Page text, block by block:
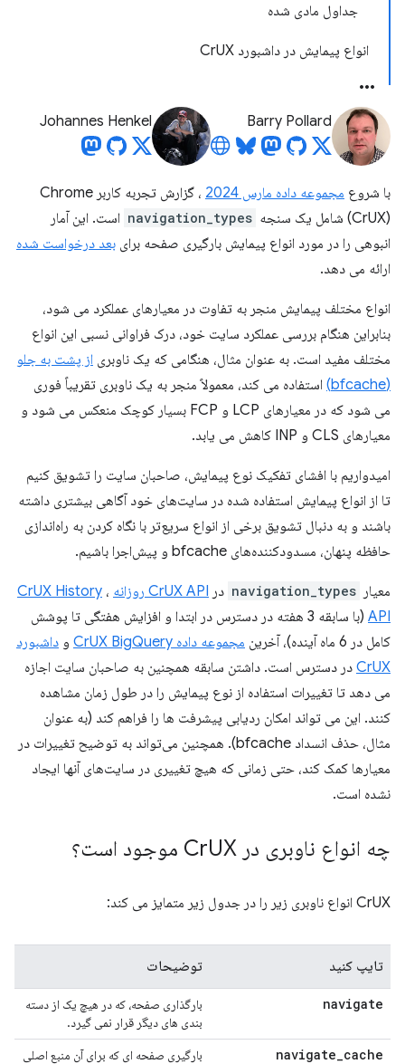
جداول مادی شده
انواع پیمایش در داشبورد CrUX
Barry Pollard
Johannes Henkel
با شروع مجموعه داده مارس 2024
، گزارش تجربه کاربر Chrome
(CrUX) شامل یک سنجه
navigation_types است. این آمار
انبوهی را در مورد انواع پیمایش بارگیری صفحه برای بعد درخواست شده
ارائه می دهد.
انواع مختلف پیمایش منجر به تفاوت در معیارهای عملکرد می شود،
بنابراین هنگام بررسی عملکرد سایت خود، درک فراوانی نسبی این انواع
مختلف مفید است. به عنوان مثال، هنگامی که یک ناوبری از پشت به جلو
(bfcache)
استفاده می کند، معمولاً منجر به یک ناوبری تقریباً فوری
می شود که در معیارهای LCP و FCP بسیار کوچک منعکس می شود و
معیارهای CLS و INP کاهش می یابد.
امیدواریم با افشای تفکیک نوع پیمایش، صاحبان سایت را تشویق کنیم
تا از انواع پیمایش استفاده شده در سایت‌های خود آگاهی بیشتری داشته
باشند و به دنبال تشویق برخی از انواع سریع‌تر با نگاه کردن به راه‌اندازی
حافظه پنهان، مسدودکننده‌های bfcache و پیش‌اجرا باشیم.
معیار navigation_types در CrUX API روزانه ، CrUX History
API
(با سابقه 3 هفته در دسترس در ابتدا و افزایش هفتگی تا پوشش
کامل در 6 ماه آینده)، آخرین
مجموعه داده CrUX BigQuery و داشبورد
CrUX در دسترس است. داشتن سابقه همچنین به صاحبان سایت اجازه
می دهد تا تغییرات استفاده از نوع پیمایش را در طول زمان مشاهده
کنند. این می تواند امکان ردیابی پیشرفت ها را فراهم کند (به عنوان
مثال، حذف انسداد bfcache). همچنین می‌تواند به توضیح تغییرات در
معیارها کمک کند، حتی زمانی که هیچ تغییری در سایت‌های آنها ایجاد
نشده است.
چه انواع ناوبری در Cr UX موجود است؟
CrUX انواع ناوبری زیر را در جدول زیر متمایز می کند:
تایپ کنید توضیحات
navigate
بارگذاری صفحه، که در هیچ یک از دسته
بندی های دیگر قرار نمی گیرد.
navigate_cache
بارگیری صفحه ای که برای آن منبع اصلی